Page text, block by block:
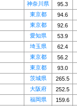
神奈川県
95.3
東京都
94.6
東京都
92.6
愛知県
53.9
埼玉県
62.4
東京都
56.2
東京都
93.0
茨城県
265.5
大阪府
252.5
福岡県
159.6